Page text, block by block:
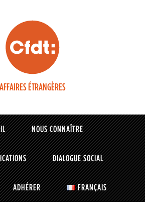
AFFAIRES ÉTRANGÈRES
NOUS CONNAÎTRE
DIALOGUE SOCIAL
ADHÉRER FRANÇAIS